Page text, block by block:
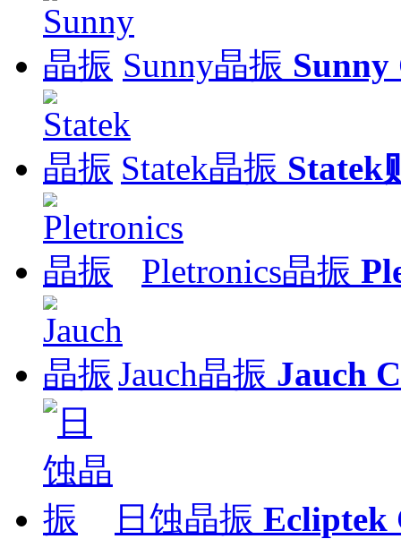
Sunny晶振
Statek晶振 Statek
Pletronics晶振
Jauch晶振 Jauch
日蚀晶振 Ecliptek